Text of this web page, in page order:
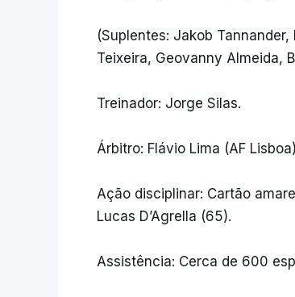
(Suplentes: Jakob
Teixeira, Geovanny Almeida,
Treinador: Jorge Silas.
Árbitro: Flávio Lima (AF
Ação disciplinar: Cartão
Lucas D’Agrella (65).
Assistência: Cerca de 600